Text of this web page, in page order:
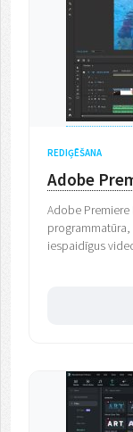
REDIĢĒŠANA
Adobe
Adobe Premiere
iespaidīgus